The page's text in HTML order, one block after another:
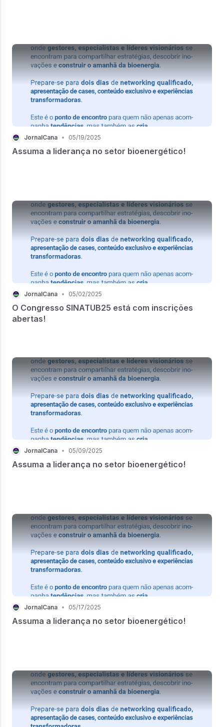
JornalCana • 05/19/2025
Assuma a liderança no setor bioenergético!
JornalCana • 05/02/2025
O Congresso SINATUB25 está com inscrições
abertas!
JornalCana • 05/09/2025
Assuma a liderança no setor bioenergético!
JornalCana • 05/17/2025
Assuma a liderança no setor bioenergético!